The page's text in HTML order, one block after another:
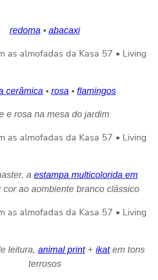
redoma• abacaxi
cerâmica • rosa • flamingos
e rosa na mesa do jardim
a estampa multicolorida em
cor ao aombiente branco clássico
leitura, animal print+ ikatem tons
terrosos